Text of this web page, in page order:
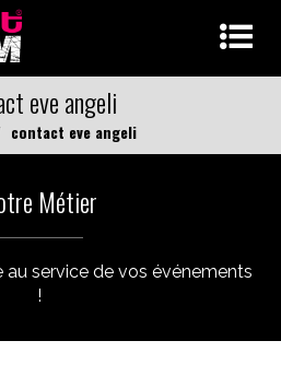
eve angeli
contact eve angeli
Métier
service de vos événements
!